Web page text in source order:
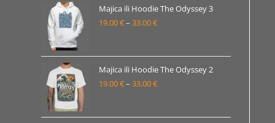
od
19.00 €
Majica ili Hoodie The Odyssey 3
19.00€– 33.00€Raspon
od
19.00 €
do
Majica ili Hoodie The Odyssey 2
19.00€– 33.00€Raspon
od